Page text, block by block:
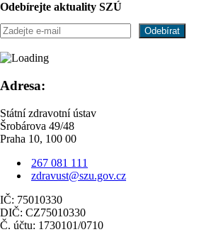
Odebírejte aktuality SZÚ
Adresa:
Státní zdravotní ústav
Šrobárova 49/48
Praha 10, 100 00
267 081 111
zdravust@szu.gov.cz
IČ: 75010330
DIČ: CZ75010330
Č. účtu: 1730101/0710